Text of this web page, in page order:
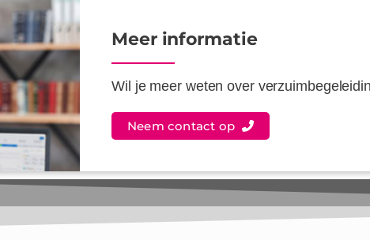
Meer informatie
Wil je meer weten over
Neem contact op